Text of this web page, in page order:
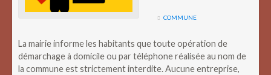
COMMUNE
La mairie informe les habitants que toute opération de
démarchage à domicile ou par téléphone réalisée au nom de
la commune est strictement interdite. Aucune entreprise,